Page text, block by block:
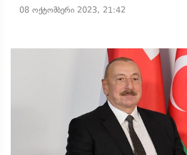
08 ოქტომბერი 2023, 21:42